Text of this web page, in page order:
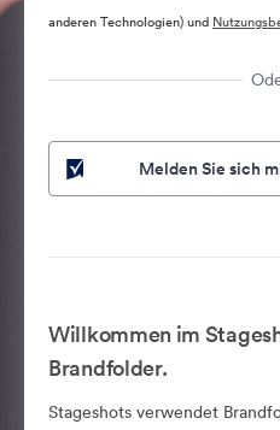
anderen Technologien) und
Melden Sie sich
Willkommen im
Brandfolder.
Stageshots verwendet